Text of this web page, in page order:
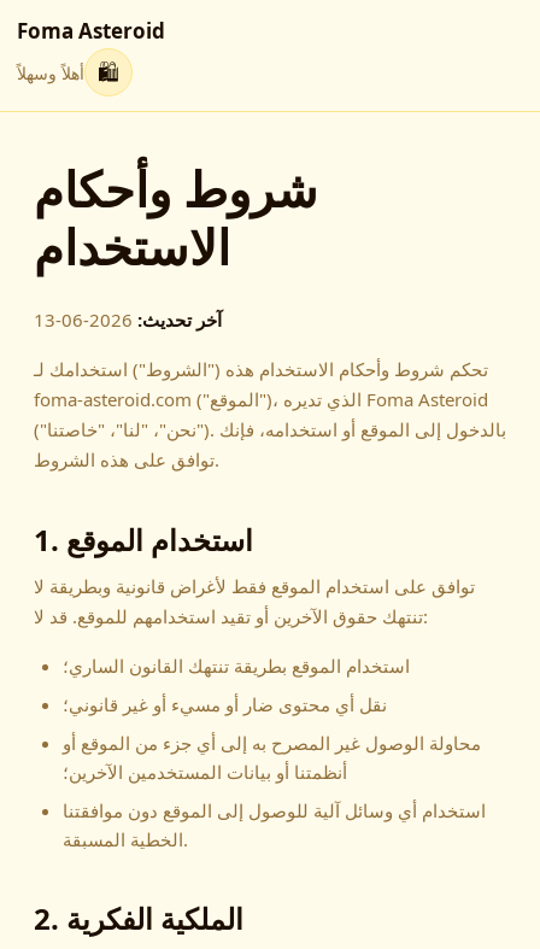
Foma Asteroid
أهلاً وسهلاً 🛍
شروط وأحكام
الاستخدام
آخر تحديث:
تحكم شروط وأحكام الاستخدام هذه ("الشروط") استخدامك لـ
foma-asteroid.com ("الموقع")، الذي تديره Foma Asteroid
("نحن"، "لنا"، "خاصتنا"). بالدخول إلى الموقع أو استخدامه، فإنك
توافق على هذه الشروط.
1. استخدام الموقع
توافق على استخدام الموقع فقط لأغراض قانونية وبطريقة لا
تنتهك حقوق الآخرين أو تقيد استخدامهم للموقع. قد لا:
استخدام الموقع بطريقة تنتهك القانون الساري؛
نقل أي محتوى ضار أو مسيء أو غير قانوني؛
محاولة الوصول غير المصرح به إلى أي جزء من الموقع أو
أنظمتنا أو بيانات المستخدمين الآخرين؛
استخدام أي وسائل آلية للوصول إلى الموقع دون موافقتنا
الخطية المسبقة.
2. الملكية الفكرية